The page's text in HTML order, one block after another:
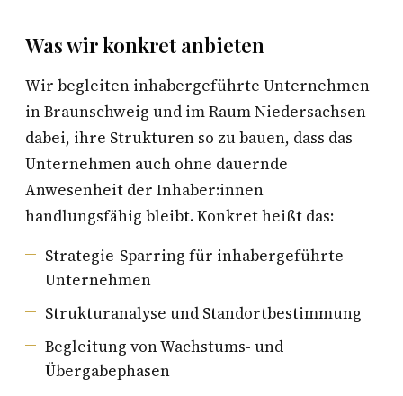
Was wir konkret anbieten
Wir begleiten inhabergeführte Unternehmen
in Braunschweig und im Raum Niedersachsen
dabei, ihre Strukturen so zu bauen, dass das
Unternehmen auch ohne dauernde
Anwesenheit der Inhaber:innen
handlungsfähig bleibt. Konkret heißt das:
Strategie-Sparring für inhabergeführte
Unternehmen
Strukturanalyse und Standortbestimmung
Begleitung von Wachstums- und
Übergabephasen